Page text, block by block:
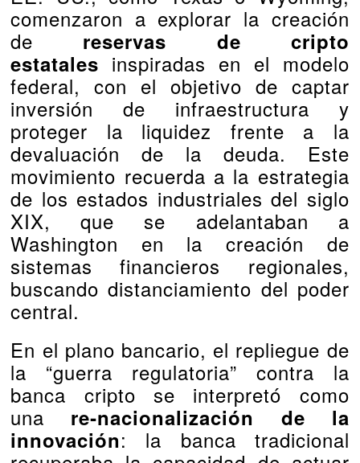
comenzaron a explorar la creación
de reservas de cripto
estatales inspiradas en el modelo
federal, con el objetivo de captar
inversión de infraestructura y
proteger la liquidez frente a la
devaluación de la deuda. Este
movimiento recuerda a la estrategia
de los estados industriales del siglo
XIX, que se adelantaban a
Washington en la creación de
sistemas financieros regionales,
buscando distanciamiento del poder
central.
En el plano bancario, el repliegue de
la “guerra regulatoria” contra la
banca cripto se interpretó como
una re‑nacionalización de la
innovación: la banca tradicional